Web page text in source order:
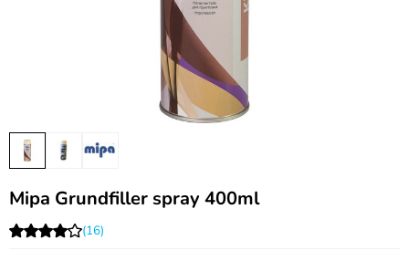
Mipa Grundfiller spray 400ml
(16)